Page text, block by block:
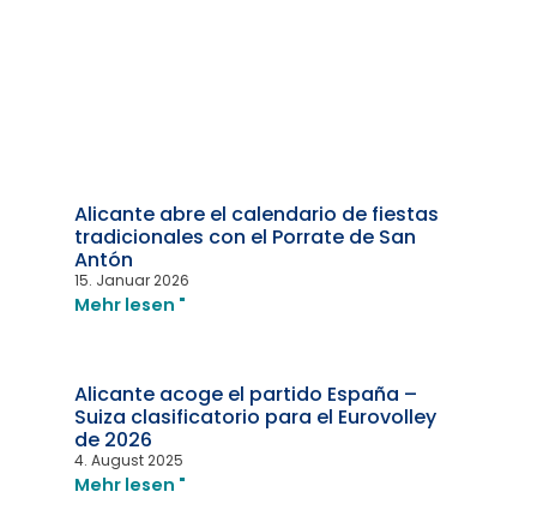
Alicante abre el calendario de fiestas
tradicionales con el Porrate de San
Antón
15. Januar 2026
Mehr lesen "
Alicante acoge el partido España –
Suiza clasificatorio para el Eurovolley
de 2026
4. August 2025
Mehr lesen "